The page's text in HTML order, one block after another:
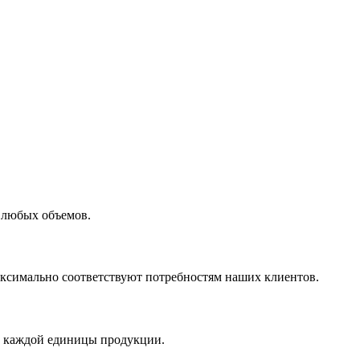
любых объемов.
соответствуют потребностям наших клиентов.
каждой единицы продукции.